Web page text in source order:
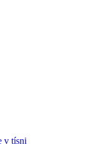
v tísni